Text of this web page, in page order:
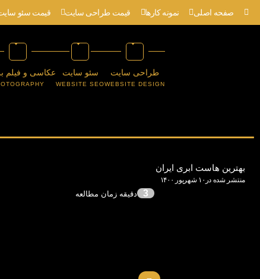
صفحه اصلی نمونه کارها قیمت طراحی سایت قیمت سئو
طراحی سایت
WEBSITE DESIGN
سئو سایت
WEBSITE SEO
عکاسی و فیلم
بهترین هاست ابری ایران
منتشر شده در۱۰ شهریور ۱۴۰۰
3